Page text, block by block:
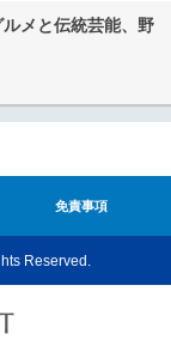
メと伝統芸能、野
免責事項
Reserved.